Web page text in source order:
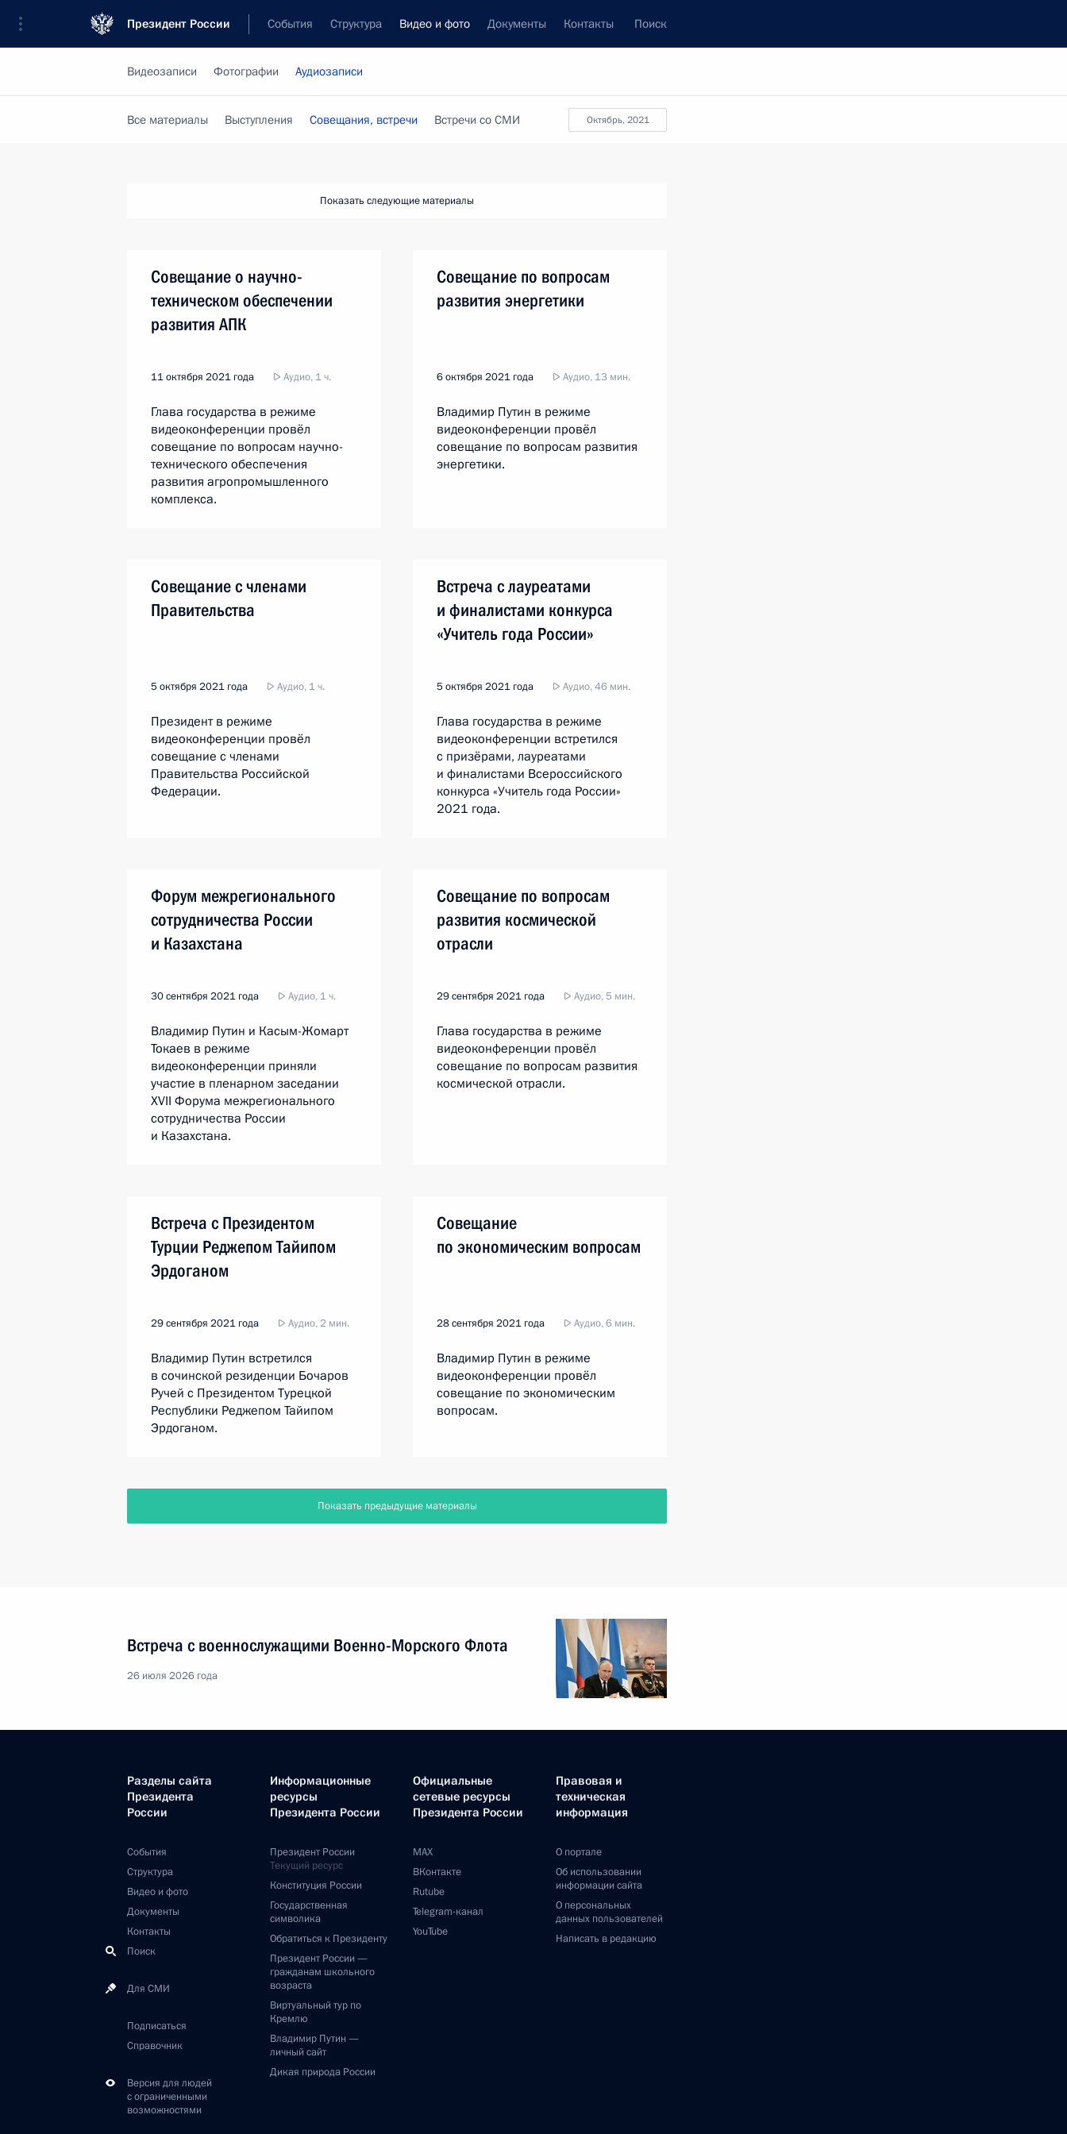
Президент России События Структура Видео и фото Документы Контакты Поиск
Видеозаписи Фотографии Аудиозаписи
октябрь, 2021
Все материалы Выступления Совещания, встречи Встречи со СМИ
Показать следующие материалы
Совещание о научно-
техническом обеспечении
развития АПК
11 октября 2021 года Аудио, 1 ч.
Глава государства в режиме
видеоконференции провёл
совещание по вопросам научно-
технического обеспечения
развития агропромышленного
комплекса.
Совещание по вопросам
развития энергетики
6 октября 2021 года Аудио, 13 мин.
Владимир Путин в режиме
видеоконференции провёл
совещание по вопросам развития
энергетики.
Совещание с членами
Правительства
5 октября 2021 года Аудио, 1 ч.
Президент в режиме
видеоконференции провёл
совещание с членами
Правительства Российской
Федерации.
Встреча с лауреатами
и финалистами конкурса
«Учитель года России»
5 октября 2021 года Аудио, 46 мин.
Глава государства в режиме
видеоконференции встретился
с призёрами, лауреатами
и финалистами Всероссийского
конкурса «Учитель года России»
2021 года.
Форум межрегионального
сотрудничества России
и Казахстана
30 сентября 2021 года Аудио, 1 ч.
Владимир Путин и Касым-Жомарт
Токаев в режиме
видеоконференции приняли
участие в пленарном заседании
XVII Форума межрегионального
сотрудничества России
и Казахстана.
Совещание по вопросам
развития космической
отрасли
29 сентября 2021 года Аудио, 5 мин.
Глава государства в режиме
видеоконференции провёл
совещание по вопросам развития
космической отрасли.
Встреча с Президентом
Турции Реджепом Тайипом
Эрдоганом
29 сентября 2021 года Аудио, 2 мин.
Владимир Путин встретился
в сочинской резиденции Бочаров
Ручей с Президентом Турецкой
Республики Реджепом Тайипом
Эрдоганом.
Совещание
по экономическим вопросам
28 сентября 2021 года Аудио, 6 мин.
Владимир Путин в режиме
видеоконференции провёл
совещание по экономическим
вопросам.
Показать предыдущие материалы
Встреча с военнослужащими Военно-Морского Флота
26 июля 2026 года
Разделы сайта
Президента
России
События
Структура
Видео и фото
Документы
Контакты
Поиск
Для СМИ
Подписаться
Справочник
Версия для людей
с ограниченными
возможностями
Информационные
ресурсы
Президента России
Президент России
Текущий ресурс
Конституция России
Государственная
символика
Обратиться к Президенту
Президент России —
гражданам школьного
возраста
Виртуальный тур по
Кремлю
Владимир Путин —
личный сайт
Дикая природа России
Официальные
сетевые ресурсы
Президента России
MAX
ВКонтакте
Rutube
Telegram-канал
YouTube
Правовая и
техническая
информация
О портале
Об использовании
информации сайта
О персональных
данных пользователей
Написать в редакцию